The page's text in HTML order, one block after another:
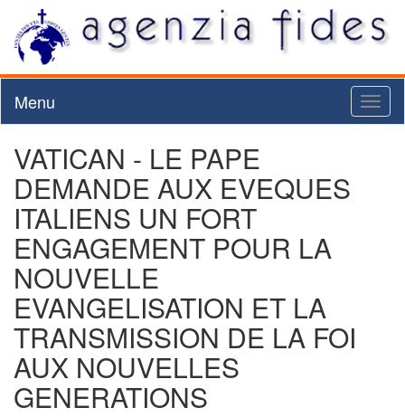
Menu
VATICAN - LE PAPE
DEMANDE AUX EVEQUES
ITALIENS UN FORT
ENGAGEMENT POUR LA
NOUVELLE
EVANGELISATION ET LA
TRANSMISSION DE LA FOI
AUX NOUVELLES
GENERATIONS